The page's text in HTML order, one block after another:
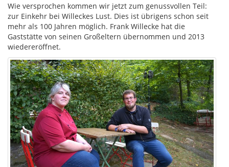
Wie versprochen kommen wir jetzt zum genussvollen Teil:
zur Einkehr bei Willeckes Lust. Dies ist übrigens schon seit
mehr als 100 Jahren möglich. Frank Willecke hat die
Gaststätte von seinen Großeltern übernommen und 2013
wiedereröffnet.